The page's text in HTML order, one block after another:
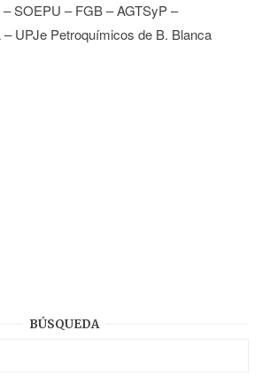
SOEPU – FGB – AGTSyP –
UPJe Petroquímicos de B. Blanca
BÚSQUEDA